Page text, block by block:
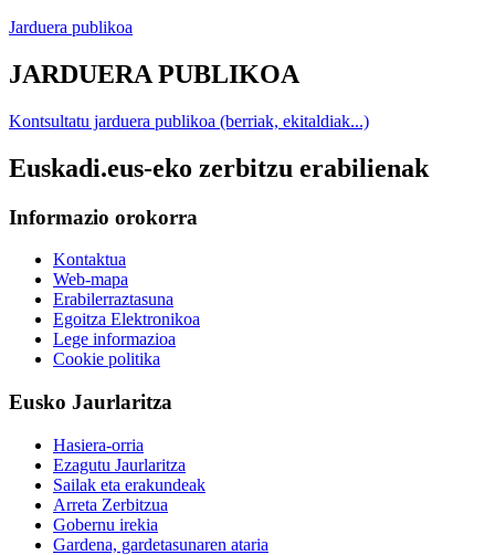
Jarduera publikoa
JARDUERA PUBLIKOA
Kontsultatu jarduera publikoa (berriak, ekitaldiak...)
Euskadi.eus-eko zerbitzu erabilienak
Informazio orokorra
Kontaktua
Web-mapa
Erabilerraztasuna
Egoitza Elektronikoa
Lege informazioa
Cookie politika
Eusko Jaurlaritza
Hasiera-orria
Ezagutu Jaurlaritza
Sailak eta erakundeak
Arreta Zerbitzua
Gobernu irekia
Gardena, gardetasunaren ataria